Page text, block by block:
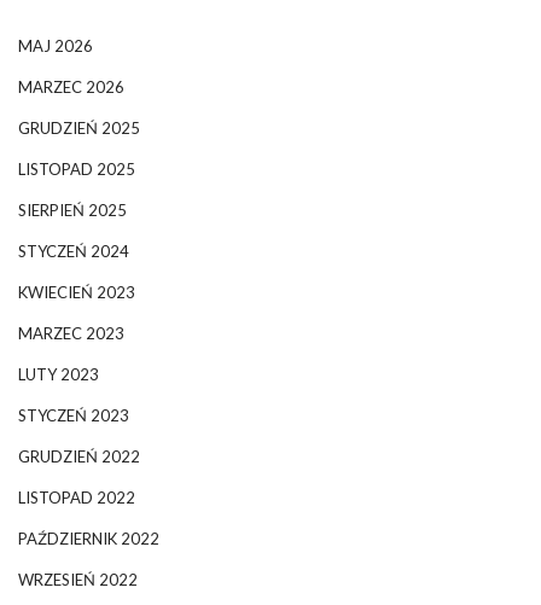
MAJ 2026
MARZEC 2026
GRUDZIEŃ 2025
LISTOPAD 2025
SIERPIEŃ 2025
STYCZEŃ 2024
KWIECIEŃ 2023
MARZEC 2023
LUTY 2023
STYCZEŃ 2023
GRUDZIEŃ 2022
LISTOPAD 2022
PAŹDZIERNIK 2022
WRZESIEŃ 2022